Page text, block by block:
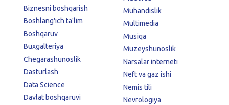
Biznesni boshqarish
Boshlang'ich ta'lim
Boshqaruv
Buxgalteriya
Chegarashunoslik
Dasturlash
Data Science
Davlat boshqaruvi
Muhandislik
Multimedia
Musiqa
Muzeyshunoslik
Narsalar interneti
Neft va gaz ishi
Nemis tili
Nevrologiya